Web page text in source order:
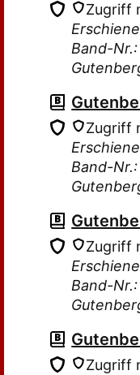
Zugriff
Band-
Zugriff
Band-
Zugriff
Band-Nr.:
Zugriff